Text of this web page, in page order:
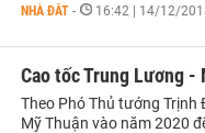
NHÀ ĐẤT - 16:42 | 14/12/
Cao tốc Trung Lương -
Theo Phó Thủ tướng Trịnh
Mỹ Thuận vào năm 2020